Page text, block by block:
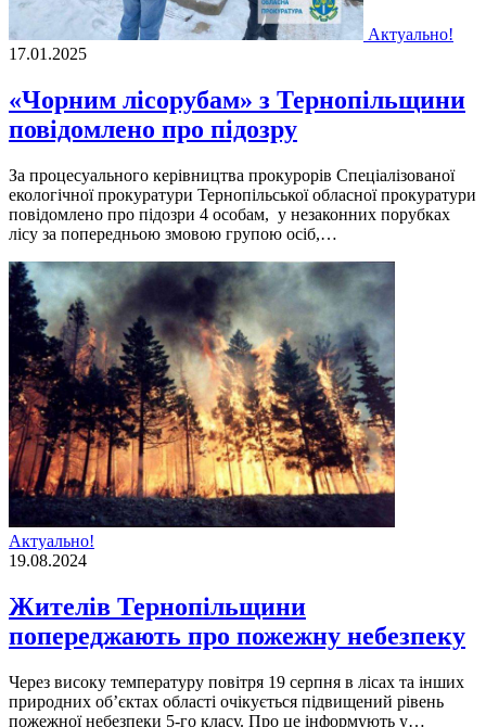
Актуально!
17.01.2025
«Чорним лісорубам» з Тернопільщини
повідомлено про підозру
За процесуального керівництва прокурорів Спеціалізованої
екологічної прокуратури Тернопільської обласної прокуратури
повідомлено про підозри 4 особам, у незаконних порубках
лісу за попередньою змовою групою осіб,…
Актуально!
19.08.2024
Жителів Тернопільщини
попереджають про пожежну небезпеку
Через високу температуру повітря 19 серпня в лісах та інших
природних об’єктах області очікується підвищений рівень
пожежної небезпеки 5-го класу. Про це інформують у…